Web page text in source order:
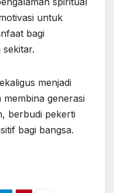
untuk
bagi
menjadi
generasi
berbudi pekerti
bagi bangsa.